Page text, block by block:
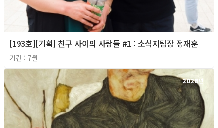
[193호][기획] 친구 사이의 사람들 #1 : 소식지팀장 정재훈
기간 : 7월
2026년